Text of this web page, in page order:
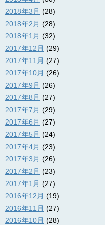
2018年3月 (28)
2018年2月 (28)
2018年1月 (32)
2017年12月 (29)
2017年11月 (27)
2017年10月 (26)
2017年9月 (26)
2017年8月 (27)
2017年7月 (29)
2017年6月 (27)
2017年5月 (24)
2017年4月 (23)
2017年3月 (26)
2017年2月 (23)
2017年1月 (27)
2016年12月 (19)
2016年11月 (27)
2016年10月 (28)